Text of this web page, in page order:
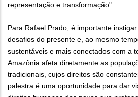
representação e transformação".
Para Rafael Prado, é importante
desafios do presente e, ao mesmo
sustentáveis e mais conectados com a
Amazônia afeta diretamente as
tradicionais, cujos direitos são
palestra é uma oportunidade para dar